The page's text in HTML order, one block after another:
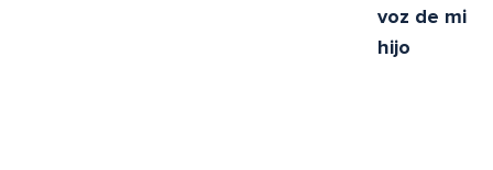
voz de mi
hijo